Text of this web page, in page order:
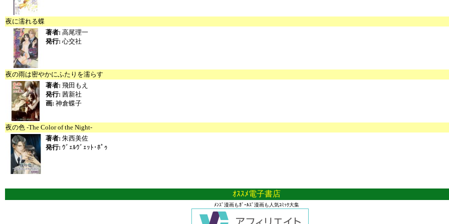
夜に濡れる蝶
著者: 高尾理一
発行: 心交社
夜の雨は密やかにふたりを濡らす
著者: 飛田もえ
発行: 茜新社
画: 神倉蝶子
夜の色 -The Color of the Night-
著者: 朱西美佐
発行: ｳﾞｪﾙｳﾞｪｯﾄ･ﾎﾟｩ
ｵｽｽﾒ電子書店
ﾒﾝｽﾞ漫画もｶﾞｰﾙｽﾞ漫画も人気ｺﾐｯｸ大集